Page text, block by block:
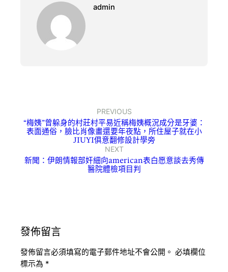
admin
PREVIOUS
“梅姨”曾躲身的村莊村平易近稱梅姨概況成分是牙婆：
表面通俗，臉比肖像畫還要年夜點，所住屋子就在小
JIUYI俱意翻修設計學旁
NEXT
新聞：伊朗情報部奸細向american表白愿意談去秀傳
醫院體檢項目判
發佈留言
發佈留言必須填寫的電子郵件地址不會公開。 必填欄位
標示為 *